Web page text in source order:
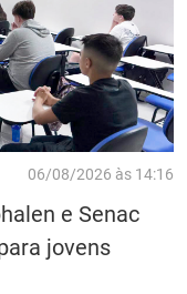
06/08/2026 às 14:16
e Senac
jovens